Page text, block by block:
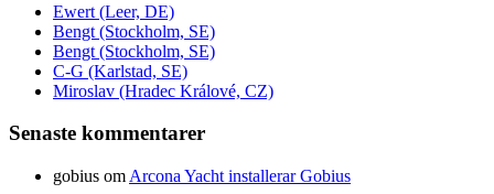
Ewert (Leer, DE)
Bengt (Stockholm, SE)
Bengt (Stockholm, SE)
C-G (Karlstad, SE)
Miroslav (Hradec Králové, CZ)
Senaste kommentarer
gobius om Arcona Yacht installerar Gobius